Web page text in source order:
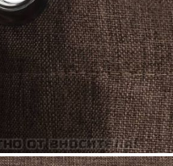
при плащане по банков път